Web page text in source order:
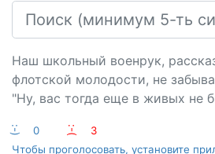
Наш школьный военрук,
флотской молодости, не
"Ну, вас тогда еще в живых не
:-) 0 :-(
3
Чтобы проголосовать, установите